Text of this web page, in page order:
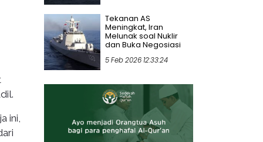
ini,
Tekanan AS
Meningkat, Iran
Melunak soal Nuklir
dan Buka Negosiasi
5 Feb 2026 12:33:24